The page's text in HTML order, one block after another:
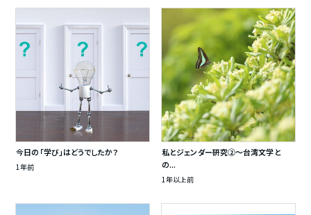
今日の「学び」はどうでしたか？
1年前
私とジェンダー研究②～台湾文学と
の...
1年以上前